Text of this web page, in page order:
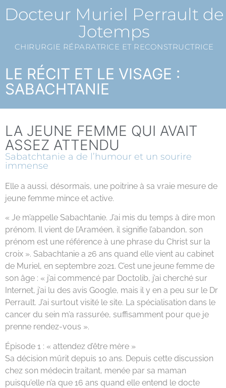
Docteur Muriel Perrault de
Jotemps
CHIRURGIE RÉPARATRICE ET RECONSTRUCTRICE
LE RÉCIT ET LE VISAGE :
SABACHTANIE
LA JEUNE FEMME QUI AVAIT
ASSEZ ATTENDU
Sabatchtanie a de l’humour et un sourire
immense
Elle a aussi, désormais, une poitrine à sa vraie mesure de
jeune femme mince et active.
« Je m’appelle Sabachtanie. J’ai mis du temps à dire mon
prénom. Il vient de l’Araméen, il signifie l’abandon, son
prénom est une référence à une phrase du Christ sur la
croix ». Sabachtanie a 26 ans quand elle vient au cabinet
de Muriel, en septembre 2021. C’est une jeune femme de
son âge : « j’ai commencé par Doctolib, j’ai cherché sur
Internet, j’ai lu des avis Google, mais il y en a peu sur le Dr
Perrault. J’ai surtout visité le site. La spécialisation dans le
cancer du sein m’a rassurée, suffisamment pour que je
prenne rendez-vous ».
Épisode 1 : « attendez d’être mère »
Sa décision mûrit depuis 10 ans. Depuis cette discussion
chez son médecin traitant, menée par sa maman
puisqu’elle n’a que 16 ans quand elle entend le docte